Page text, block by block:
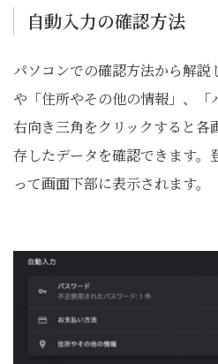
自動入力の確認方法
パソコンでの確認方法から解説
や「住所やその他の情報」、「
右向き三角をクリックすると各
存したデータを確認できます。
って画面下部に表示されます。